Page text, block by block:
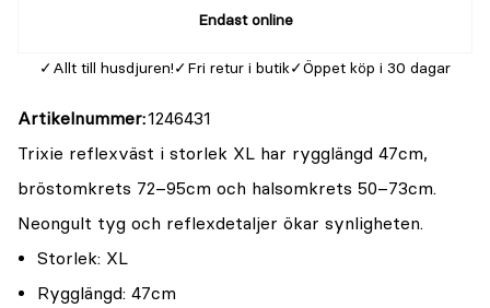
Endast online
Allt till husdjuren! Fri retur i butik Öppet köp i 30 dagar
Artikelnummer 1246431
Trixie reflexväst i storlek XL har rygglängd 47cm,
bröstomkrets 72–95cm och halsomkrets 50–73cm.
Neongult tyg och reflexdetaljer ökar synligheten.
Storlek: XL
Rygglängd: 47cm